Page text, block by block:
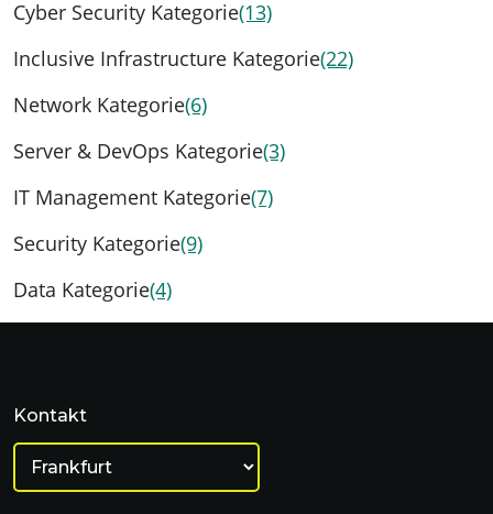
Cyber Security Kategorie(13)
Inclusive Infrastructure Kategorie(22)
Network Kategorie(6)
Server & DevOps Kategorie(3)
IT Management Kategorie(7)
Security Kategorie(9)
Data Kategorie(4)
Kontakt